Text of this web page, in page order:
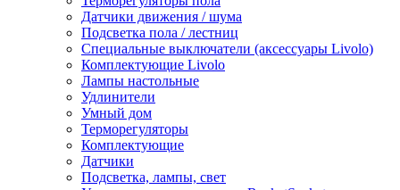
Датчики движения / шума
Подсветка пола / лестниц
Специальные выключатели (аксессуары Livolo)
Комплектующие Livolo
Лампы настольные
Удлинители
Умный дом
Терморегуляторы
Комплектующие
Датчики
Подсветка, лампы, свет